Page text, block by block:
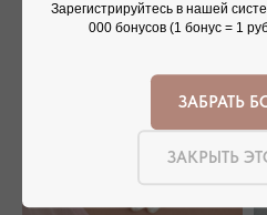
Зарегистрируйтесь в нашей
000 бонусов (1 бонус = 1
ЗАБРАТЬ
ЗАКРЫТЬ